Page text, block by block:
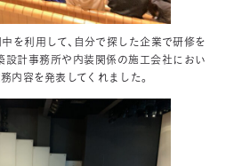
を利用して、自分で探した企業で研修を
設計事務所や内装関係の施工会社におい
内容を発表してくれました。